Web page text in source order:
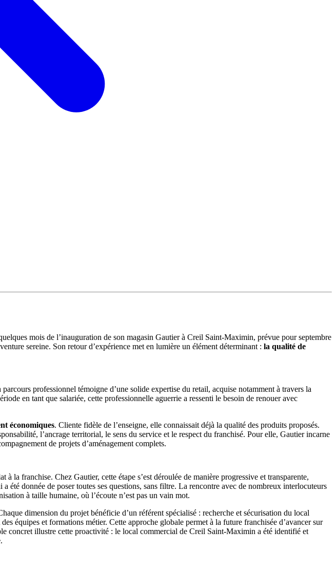
mois de l’inauguration de son magasin Gautier à Creil Saint-Maximin, prévue pour septembre
sereine. Son retour d’expérience met en lumière un élément déterminant : la qualité de
professionnel témoigne d’une solide expertise du retail, acquise notamment à travers la
en tant que salariée, cette professionnelle aguerrie a ressenti le besoin de renouer avec
économiques. Cliente fidèle de l’enseigne, elle connaissait déjà la qualité des produits proposés.
l’ancrage territorial, le sens du service et le respect du franchisé. Pour elle, Gautier incarne
de projets d’aménagement complets.
la franchise. Chez Gautier, cette étape s’est déroulée de manière progressive et transparente,
été donnée de poser toutes ses questions, sans filtre. La rencontre avec de nombreux interlocuteurs
à taille humaine, où l’écoute n’est pas un vain mot.
dimension du projet bénéficie d’un référent spécialisé : recherche et sécurisation du local
équipes et formations métier. Cette approche globale permet à la future franchisée d’avancer sur
concret illustre cette proactivité : le local commercial de Creil Saint-Maximin a été identifié et